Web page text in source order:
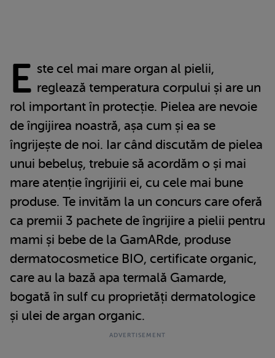
E ste cel mai mare organ al pielii,
reglează temperatura corpului și are un
rol important în protecție. Pielea are nevoie
de îngijirea noastră, așa cum și ea se
îngrijește de noi. Iar când discutăm de pielea
unui bebeluș, trebuie să acordăm o și mai
mare atenție îngrijirii ei, cu cele mai bune
produse. Te invităm la un concurs care oferă
ca premii 3 pachete de îngrijire a pielii pentru
mami și bebe de la GamARde, produse
dermatocosmetice BIO, certificate organic,
care au la bază apa termală Gamarde,
bogată în sulf cu proprietăți dermatologice
și ulei de argan organic.